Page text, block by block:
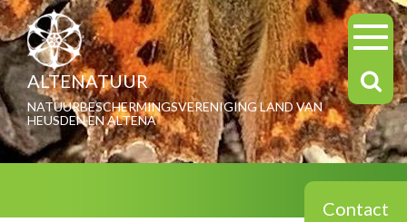
ALTENATUUR
NATUURBESCHERMINGSVERENIGING LAND VAN
HEUSDEN EN ALTENA
Contact